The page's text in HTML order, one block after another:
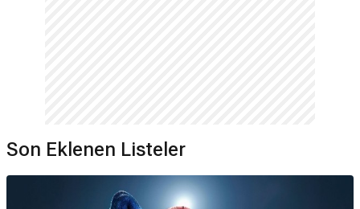
Son Eklenen Listeler